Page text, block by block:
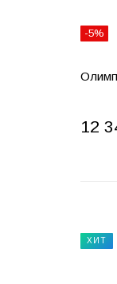
-5%
12
ХИТ